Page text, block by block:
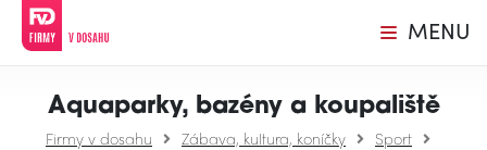
MENU
Aquaparky, bazény a koupaliště
Firmy v dosahu Zábava, kultura, koníčky
Sport